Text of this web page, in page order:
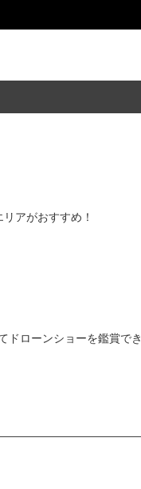
アがおすすめ！
ドローンショーを鑑賞でき